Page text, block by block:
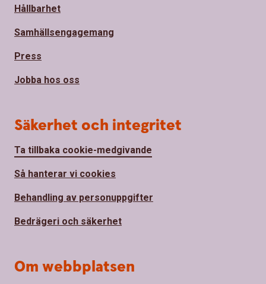
Hållbarhet
Samhällsengagemang
Press
Jobba hos oss
Säkerhet och integritet
Ta tillbaka cookie-medgivande
Så hanterar vi cookies
Behandling av personuppgifter
Bedrägeri och säkerhet
Om webbplatsen